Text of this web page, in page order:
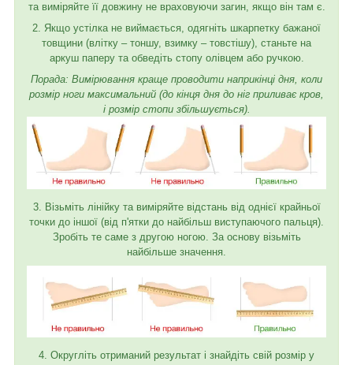
та виміряйте її довжину не враховуючи загин, якщо він там є.
2. Якщо устілка не виймається, одягніть шкарпетку бажаної
товщини (влітку – тоншу, взимку – товстішу), станьте на
аркуш паперу та обведіть стопу олівцем або ручкою.
Порада: Вимірювання краще проводити наприкінці дня, коли
розмір ноги максимальний (до кінця дня до ніг приливає кров,
і розмір стопи збільшується).
3. Візьміть лінійку та виміряйте відстань від однієї крайньої
точки до іншої (від п'ятки до найбільш виступаючого пальця).
Зробіть те саме з другою ногою. За основу візьміть
найбільше значення.
4. Округліть отриманий результат і знайдіть свій розмір у